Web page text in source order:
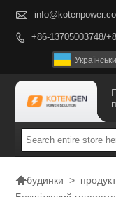

 +86-13705003748/
Українськи
будинки >